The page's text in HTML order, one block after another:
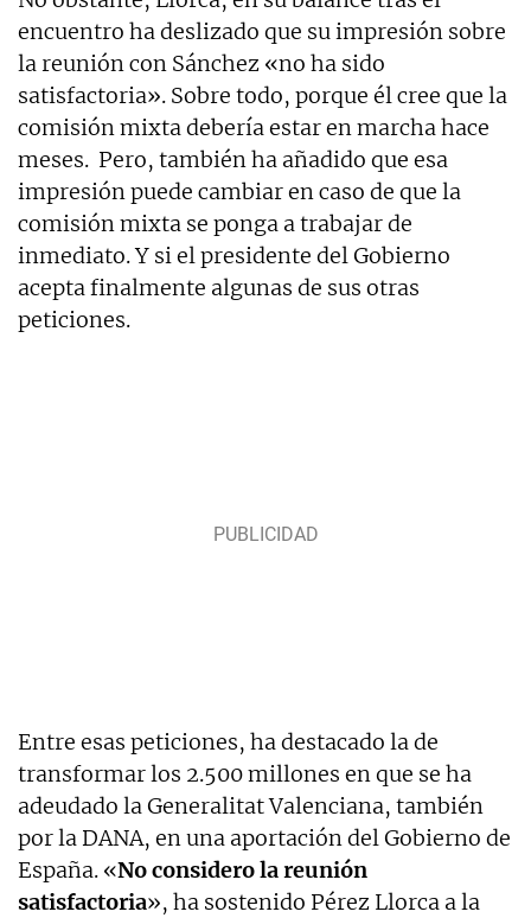
encuentro ha deslizado que su impresión sobre
la reunión con Sánchez «no ha sido
satisfactoria». Sobre todo, porque él cree que la
comisión mixta debería estar en marcha hace
meses. Pero, también ha añadido que esa
impresión puede cambiar en caso de que la
comisión mixta se ponga a trabajar de
inmediato. Y si el presidente del Gobierno
acepta finalmente algunas de sus otras
peticiones.
Entre esas peticiones, ha destacado la de
transformar los 2.500 millones en que se ha
adeudado la Generalitat Valenciana, también
por la DANA, en una aportación del Gobierno de
España. «No considero la reunión
satisfactoria», ha sostenido Pérez Llorca a la